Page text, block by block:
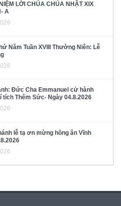
LỜI CHÚA CHÚA NHẬT XIX
A
Năm Tuần XVIII Thường Niên: Lễ
Đức Cha Emmanuel cử hành
tích Thêm Sức- Ngày 04.8.2026
lễ tạ ơn mừng hồng ân Vĩnh